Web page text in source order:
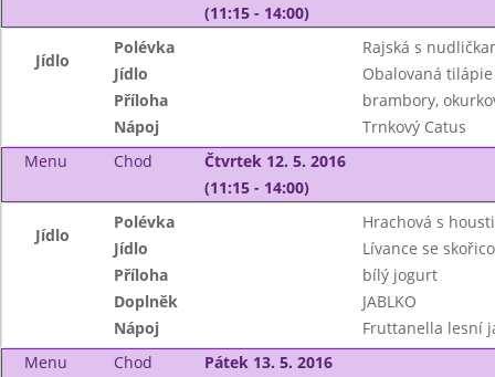
(11:15 - 14:00)
Jídlo
Polévka
Rajská s
Jídlo
Obalovaná tilápie
Příloha
brambory,
Nápoj
Trnkový Catus
Menu
Chod
Čtvrtek 12. 5. 2016
(11:15 - 14:00)
Jídlo
Polévka
Hrachová s
Jídlo
Lívance se
Příloha
bílý jogurt
Doplněk
JABLKO
Nápoj
Fruttanella lesní
Menu
Chod
Pátek 13. 5. 2016